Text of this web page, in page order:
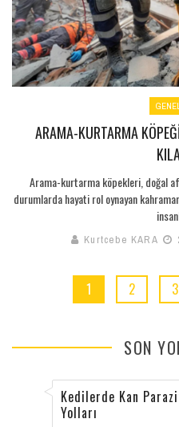
ARAMA-KURTARMA
Arama-kurtarma köpekleri, doğal
durumlarda hayati rol oynayan
Kurtcebe KARA
1 2 3
SON
Kedilerde Kan
Yolları